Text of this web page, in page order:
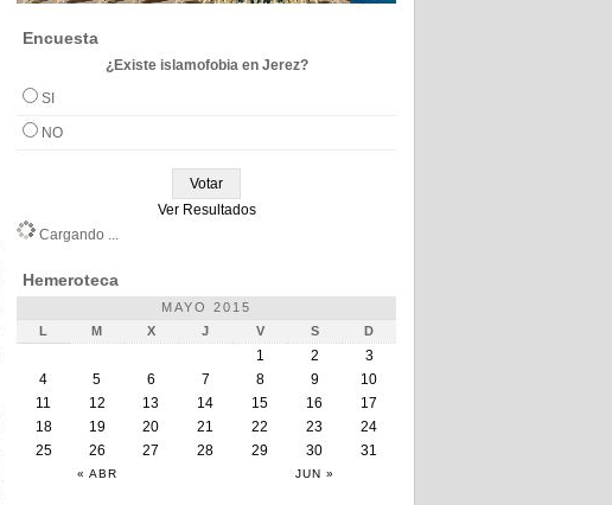
Encuesta
¿Existe islamofobia en Jerez?
SI
NO
Ver Resultados
Cargando ...
Hemeroteca
MAYO 2015
L
M X J V S D
« ABR JUN »
1 2
3
4
5 6 7 8 9
10
11
12 13 14 15 16
17
18
19 20 21 22 23
24
25
26 27 28 29 30 31